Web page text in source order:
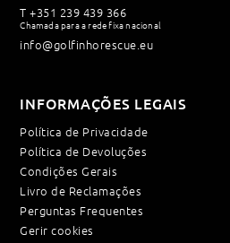
T+351 239 439 366
Chamada para a rede fixa nacional
info@golfinhorescue.eu
INFORMAÇÕES LEGAIS
Política de Privacidade
Política de Devoluções
Condições Gerais
Livro de Reclamações
Perguntas Frequentes
Gerir cookies